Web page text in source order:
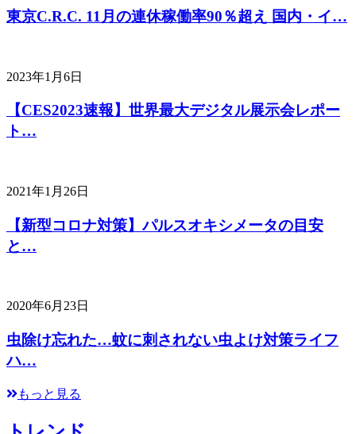
東京C.R.C. 11月の連休稼働率90％超え 国内・イ…
2023年1月6日
【CES2023速報】世界最大デジタル展示会レポー
ト…
2021年1月26日
【新型コロナ対策】パルスオキシメータの目安
と…
2020年6月23日
虫除け忘れた…蚊に刺されない虫よけ対策ライフ
ハ…
もっと見る